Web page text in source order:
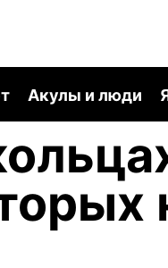
Акулы и люди